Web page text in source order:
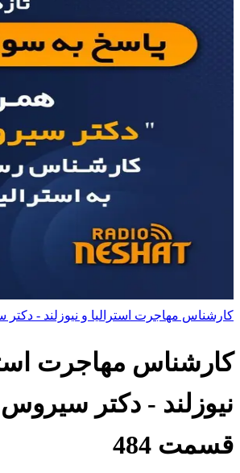
کارشناس مهاجرت استرالیا و نیوزلند -
کارشناس مهاجرت
نیوزلند - دکتر
قسمت 484